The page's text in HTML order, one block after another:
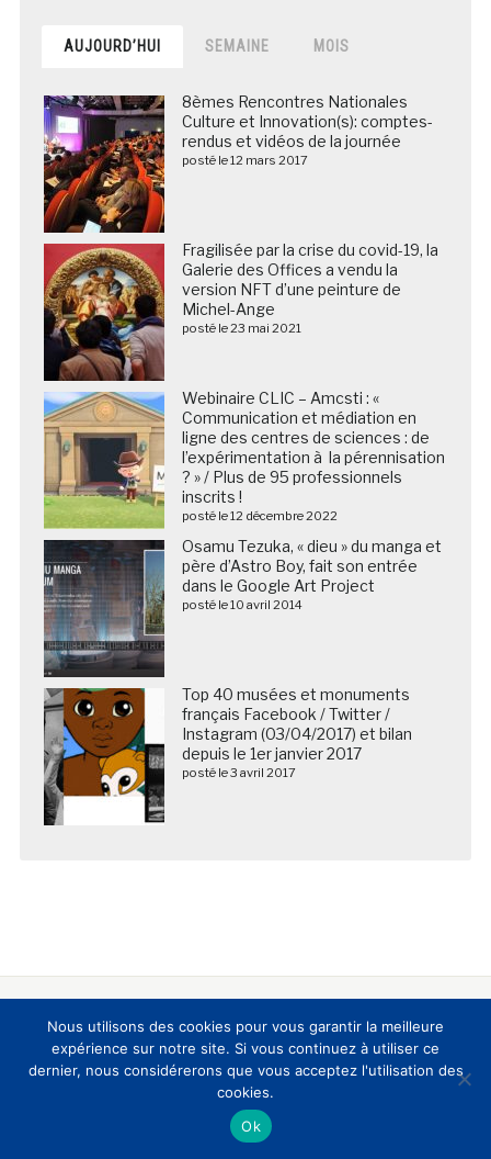
AUJOURD’HUI SEMAINE MOIS
8èmes Rencontres Nationales
Culture et Innovation(s): comptes-
rendus et vidéos de la journée
posté le 12 mars 2017
Fragilisée par la crise du covid-19, la
Galerie des Offices a vendu la
version NFT d’une peinture de
Michel-Ange
posté le 23 mai 2021
Webinaire CLIC – Amcsti : «
Communication et médiation en
ligne des centres de sciences : de
l’expérimentation à la pérennisation
? » / Plus de 95 professionnels
inscrits !
posté le 12 décembre 2022
Osamu Tezuka, « dieu » du manga et
père d’Astro Boy, fait son entrée
dans le Google Art Project
posté le 10 avril 2014
Top 40 musées et monuments
français Facebook / Twitter /
Instagram (03/04/2017) et bilan
depuis le 1er janvier 2017
posté le 3 avril 2017
Nous suivre sur les réseaux sociaux
Nous utilisons des cookies pour vous garantir la meilleure
expérience sur notre site. Si vous continuez à utiliser ce
dernier, nous considérerons que vous acceptez l'utilisation des
cookies.
Ok